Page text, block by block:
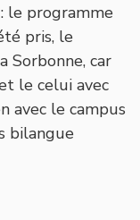
: le programme
pris, le
Sorbonne, car
le celui avec
avec le campus
bilangue